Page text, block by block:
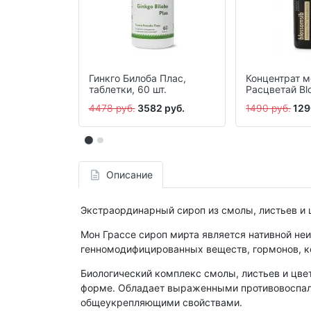
Гинкго Билоба Плас,
таблетки, 60 шт.
4478 руб. 3582 руб.
Концентрат
Расцветай
1490 руб.
Описание
Экстраординарный сироп из смолы, листьев и
Мон Грассе сироп мирта является нативной
генномодифицированных веществ, гормонов,
Биологический комплекс смолы, листьев и
форме. Обладает выраженными
общеукрепляющими свойствами.